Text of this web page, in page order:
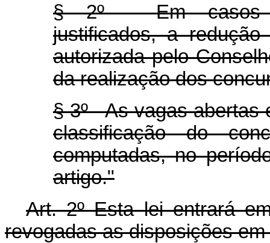
§ 2º - Em casos
justificados, a
autorizada pelo
da realização dos
§ 3º - As vagas abertas
classificação do
computadas, no
artigo."
Art. 2º Esta lei entrará
revogadas as disposições